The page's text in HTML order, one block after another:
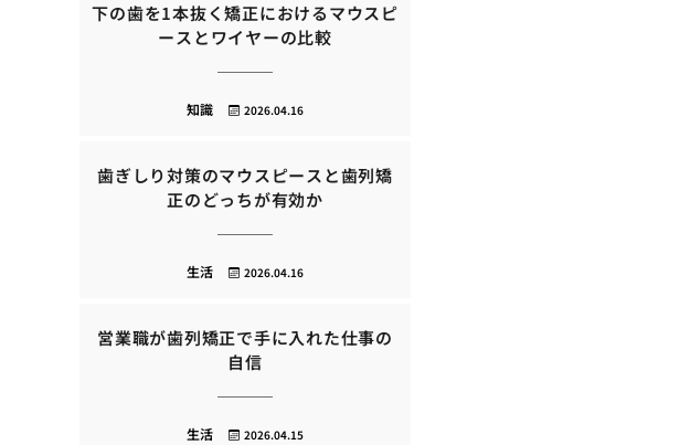
下の歯を1本抜く矯正におけるマウスピ
ースとワイヤーの比較
2026.04.16
知識
歯ぎしり対策のマウスピースと歯列矯
正のどっちが有効か
2026.04.16
生活
営業職が歯列矯正で手に入れた仕事の
自信
2026.04.15
生活